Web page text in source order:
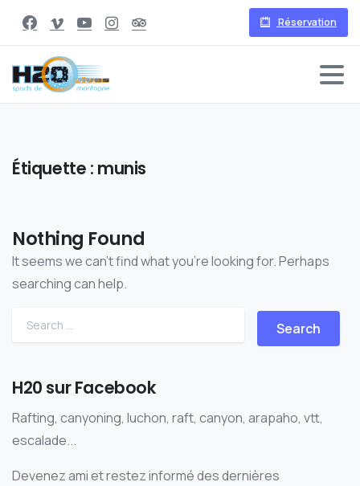
Réservation
Étiquette : munis
Nothing Found
It seems we can’t find what you’re looking for. Perhaps
searching can help.
Search for:
H20 sur Facebook
Rafting, canyoning, luchon, raft, canyon, arapaho, vtt,
escalade...
Devenez ami et restez informé des dernières